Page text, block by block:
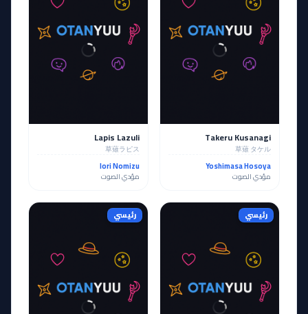
Takeru Kusanagi
草薙 タケル
Yoshimasa Hosoya
مؤدي الصوت
Lapis Lazuli
草薙ラピス
Iori Nomizu
مؤدي الصوت
رئيسي رئيسي